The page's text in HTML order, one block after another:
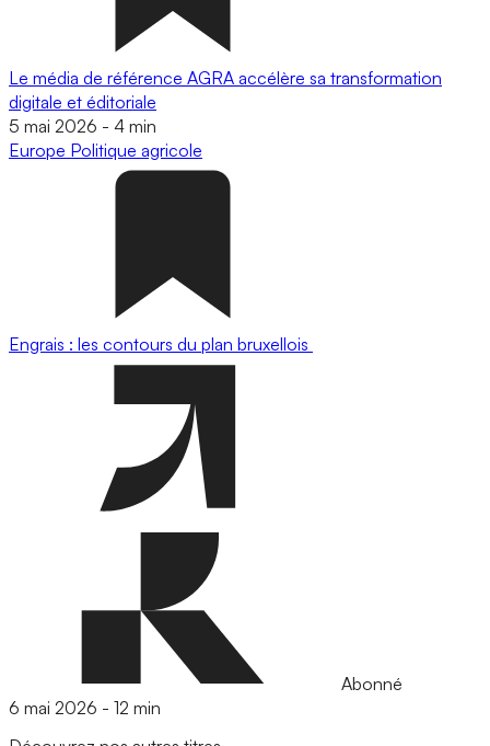
Le média de référence AGRA accélère sa transformation
digitale et éditoriale
5 mai 2026 - 4 min
Europe Politique agricole
Engrais : les contours du plan bruxellois
Abonné
6 mai 2026 - 12 min